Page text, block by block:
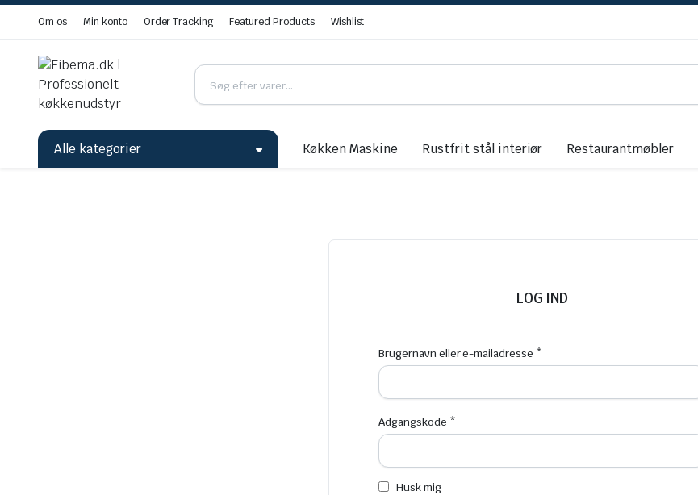
Om os Min konto Order Tracking Featured Products Wishlist
Alle kategorier Køkken Maskine Rustfrit stål interiør Restaurantmøbler
LOG IND
Brugernavn eller e-mailadresse *
Adgangskode *Påkrævet
Husk mig